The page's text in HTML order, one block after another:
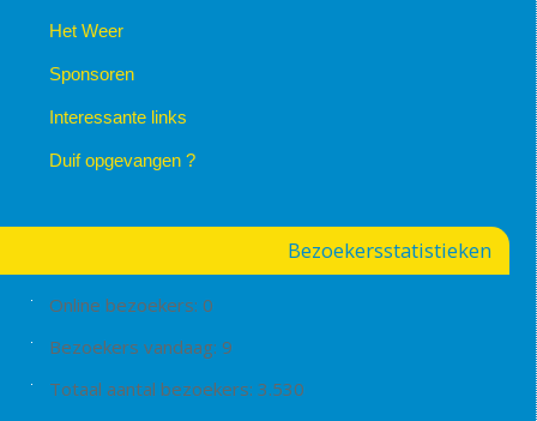
Het Weer
Sponsoren
Interessante links
Duif opgevangen ?
Bezoekersstatistieken
Online bezoekers: 0
Bezoekers vandaag: 9
Totaal aantal bezoekers: 3.530